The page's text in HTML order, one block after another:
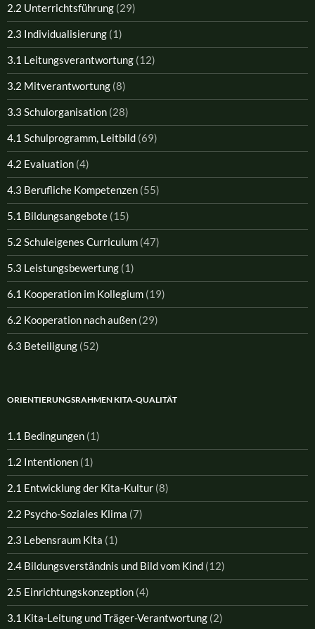
2.2 Unterrichtsführung (29)
2.3 Individualisierung (1)
3.1 Leitungsverantwortung (12)
3.2 Mitverantwortung (8)
3.3 Schulorganisation (28)
4.1 Schulprogramm, Leitbild (69)
4.2 Evaluation (4)
4.3 Berufliche Kompetenzen (55)
5.1 Bildungsangebote (15)
5.2 Schuleigenes Curriculum (47)
5.3 Leistungsbewertung (1)
6.1 Kooperation im Kollegium (19)
6.2 Kooperation nach außen (29)
6.3 Beteiligung (52)
ORIENTIERUNGSRAHMEN KITA-QUALITÄT
1.1 Bedingungen (1)
1.2 Intentionen (1)
2.1 Entwicklung der Kita-Kultur (8)
2.2 Psycho-Soziales Klima (7)
2.3 Lebensraum Kita (1)
2.4 Bildungsverständnis und Bild vom Kind (12)
2.5 Einrichtungskonzeption (4)
3.1 Kita-Leitung und Träger-Verantwortung (2)